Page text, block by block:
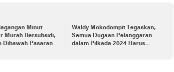
Minut
Murah Bersubsidi,
Dibawah Pasaran
Waldy Mokodompit Tegaskan,
Semua Dugaan Pelanggaran
dalam Pilkada 2024 Harus